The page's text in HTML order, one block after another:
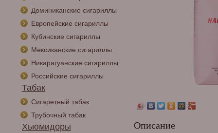
Доминиканские сигариллы
Европейские сигариллы
Кубинские сигариллы
Мексиканские сигариллы
Никарагуанские сигариллы
Российские сигариллы
Табак
Сигаретный табак
Трубочный табак
Хьюмидоры Описание